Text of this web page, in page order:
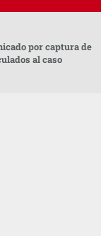
por captura de
al caso